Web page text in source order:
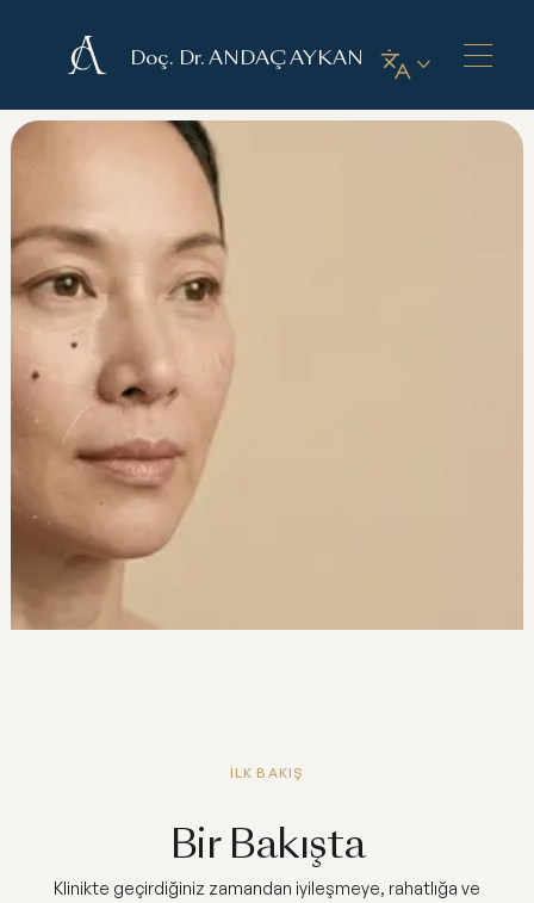
Doç. Dr. ANDAÇ AYKAN
İLK BAKIŞ
Bir Bakışta
Klinikte geçirdiğiniz zamandan iyileşmeye, rahatlığa ve